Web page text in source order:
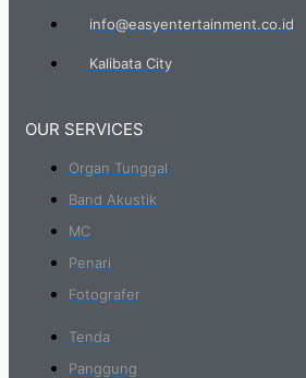
info@easyentertainment.co.id
Kalibata City
OUR SERVICES
Organ Tunggal
Band Akustik
MC
Penari
Fotografer
Tenda
Panggung